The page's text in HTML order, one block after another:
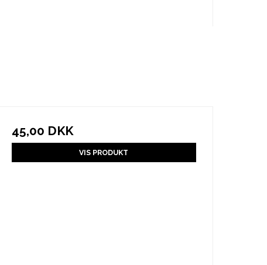
45,00 DKK
VIS PRODUKT